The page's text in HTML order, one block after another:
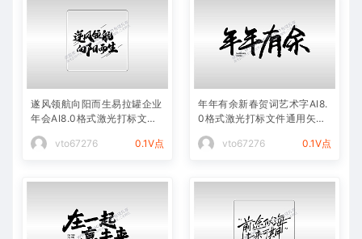
遂风领航向阳而生易拉罐企业
年会AI8.0格式激光打标文件
vto67276
0.1V点
年年有余新春贺词艺术字AI8.
0格式激光打标文件通用矢量
vto67276
0.1V点